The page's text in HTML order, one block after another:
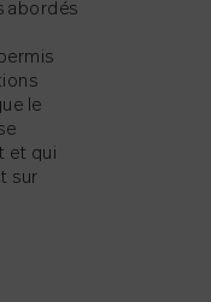
abordés
le
et qui
sur